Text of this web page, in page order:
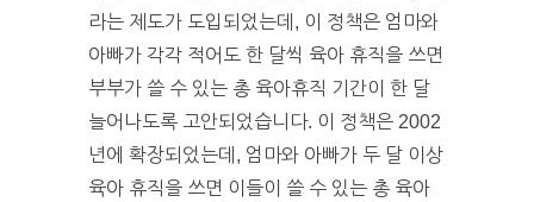
라는 제도가 도입되었는데, 이 정책은 엄마와
아빠가 각각 적어도 한 달씩 육아 휴직을 쓰면
부부가 쓸 수 있는 총 육아휴직 기간이 한 달
늘어나도록 고안되었습니다. 이 정책은 2002
년에 확장되었는데, 엄마와 아빠가 두 달 이상
육아 휴직을 쓰면 이들이 쓸 수 있는 총 육아